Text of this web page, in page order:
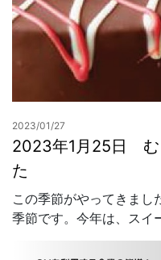
2023/01/27
2023年1月25日 む
た
この季節がやってきまし
季節です。今年は、スイ